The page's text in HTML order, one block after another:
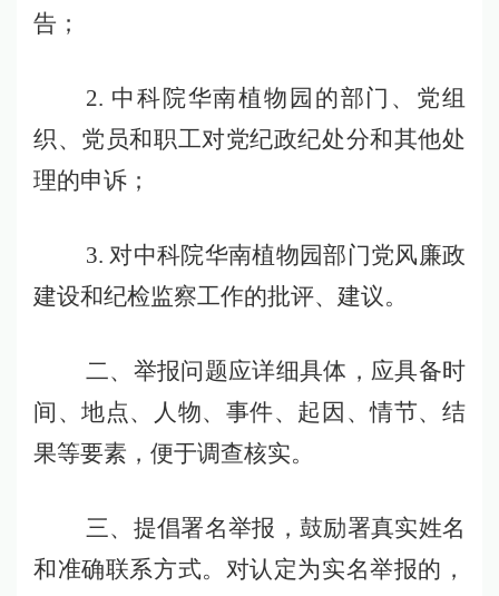
告；
2. 中科院华南植物园的部门、党组
织、党员和职工对党纪政纪处分和其他处
理的申诉；
3.对中科院华南植物园部门党风廉政
建设和纪检监察工作的批评、建议。
二、举报问题应详细具体，应具备时
间、地点、人物、事件、起因、情节、结
果等要素，便于调查核实。
三、提倡署名举报，鼓励署真实姓名
和准确联系方式。对认定为实名举报的，